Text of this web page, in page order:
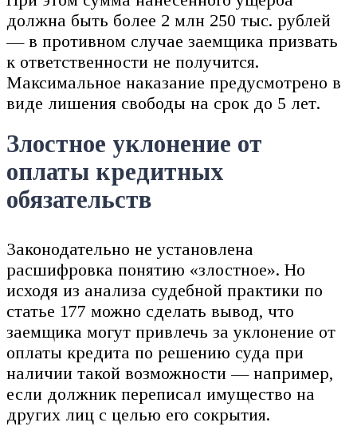
должна быть более 2 млн 250 тыс. рублей
— в противном случае заемщика призвать
к ответственности не получится.
Максимальное наказание предусмотрено в
виде лишения свободы на срок до 5 лет.
Злостное уклонение от
оплаты кредитных
обязательств
Законодательно не установлена
расшифровка понятию «злостное». Но
исходя из анализа судебной практики по
статье 177 можно сделать вывод, что
заемщика могут привлечь за уклонение от
оплаты кредита по решению суда при
наличии такой возможности — например,
если должник переписал имущество на
других лиц с целью его сокрытия.